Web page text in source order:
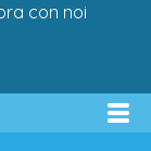
con noi